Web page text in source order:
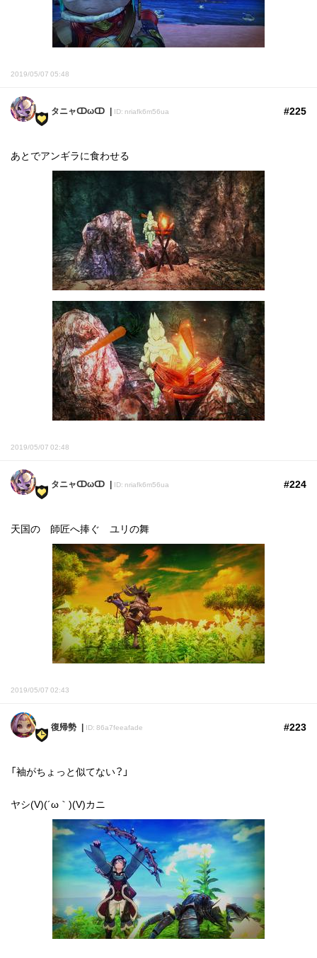
2019/05/07 05:48
タニャↀωↀ ID: nriafk6m56ua #225
あとでアンギラに食わせる
2019/05/07 02:48
タニャↀωↀ ID: nriafk6m56ua #224
天国の 師匠へ捧ぐ ユリの舞
2019/05/07 02:43
復帰勢 ID: 86a7feeafade #223
「袖がちょっと似てない？」
ヤシ(V)(´ω｀)(V)カニ